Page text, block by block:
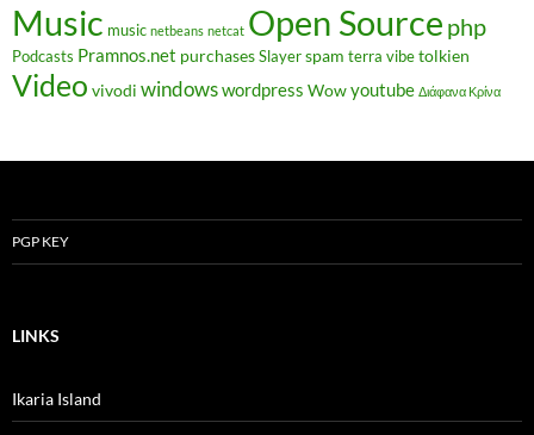
Music music netbeans netcat Open Source php
Podcasts Pramnos.net purchases Slayer spam terra vibe tolkien
Video vivodi windowswordpress Wowyoutube Διάφανα Κρίνα
PGP KEY
LINKS
Ikaria Island